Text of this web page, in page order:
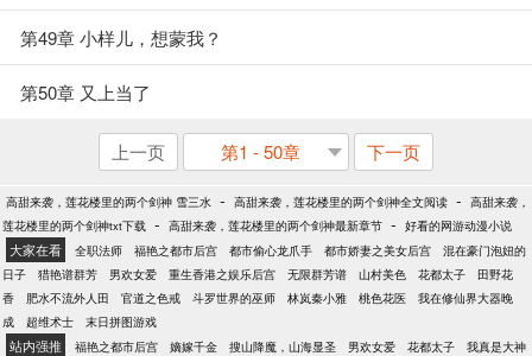
第49章 小样儿，想蒙我？
第50章 又上当了
上一页 第1 - 50章 下一页
高甜来袭，莲花楼里的两个剑神 雪三水 - 高甜来袭，莲花楼里的两个剑神全文阅读 - 高甜来袭，
莲花楼里的两个剑神txt下载 - 高甜来袭，莲花楼里的两个剑神最新章节 - 好看的网游动漫小说
大家在看 全职法师 福艳之都市后宫 都市偷心龙爪手 都市娇妻之美女后宫
混在豪门泡妞的
日子
猎艳谱群芳 男欢女爱 重生香港之娱乐后宫 无限群芳谱 山村美色 花都太子
田野花
香
肥水不流外人田 官道之色戒 斗罗世界的巫师 林岚秦小雅 桃色花医
我在修仙界大器晚
成
超维术士 末日拼图游戏
站内强推 福艳之都市后宫 嫡嫁千金 搜山降魔，山海显圣 男欢女爱 花都太子
我真是大神